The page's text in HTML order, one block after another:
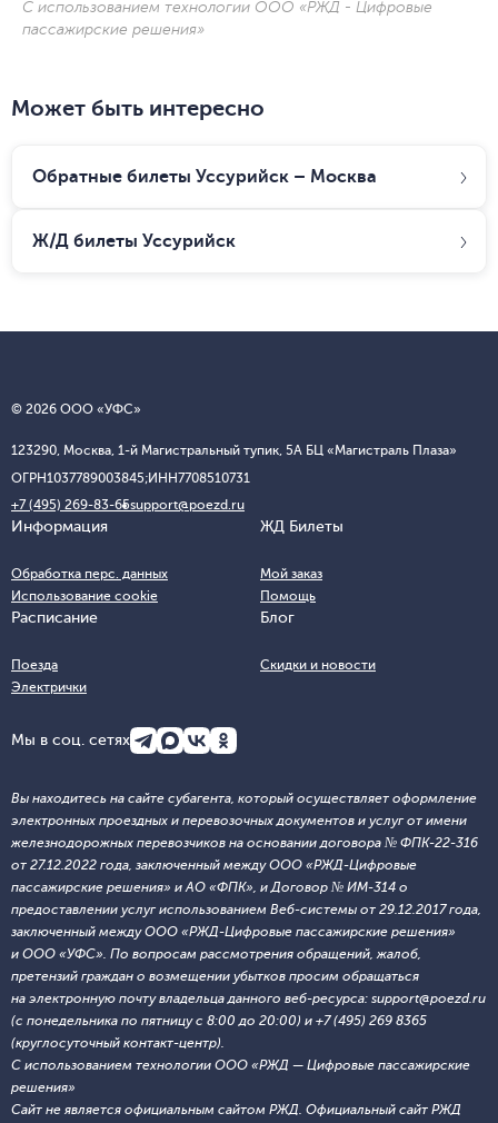
С использованием технологии ООО «РЖД - Цифровые
пассажирские решения»
Может быть интересно
Обратные билеты Уссурийск – Москва
Ж/Д билеты Уссурийск
© 2026 ООО «УФС»
123290, Москва, 1-й Магистральный тупик, 5А БЦ «Магистраль Плаза»
ОГРН1037789003845;ИНН7708510731
+7 (495) 269-83-65support@poezd.ru
Информация
Обработка перс. данных
Использование cookie
ЖД Билеты
Мой заказ
Помощь
Расписание
Поезда
Электрички
Блог
Скидки и новости
Мы в соц. сетях
Вы находитесь на сайте субагента, который осуществляет оформление
электронных проездных и перевозочных документов и услуг от имени
железнодорожных перевозчиков на основании договора № ФПК-22-316
от 27.12.2022 года, заключенный между ООО «РЖД-Цифровые
пассажирские решения» и АО «ФПК», и Договор № ИМ-314 о
предоставлении услуг использованием Веб-системы от 29.12.2017 года,
заключенный между ООО «РЖД-Цифровые пассажирские решения»
и ООО «УФС». По вопросам рассмотрения обращений, жалоб,
претензий граждан о возмещении убытков просим обращаться
на электронную почту владельца данного веб-ресурса: support@poezd.ru
(с понедельника по пятницу с 8:00 до 20:00) и +7 (495) 269 8365
(круглосуточный контакт-центр).
С использованием технологии ООО «РЖД — Цифровые пассажирские
решения»
Сайт не является официальным сайтом РЖД. Официальный сайт РЖД